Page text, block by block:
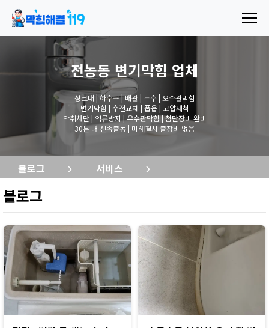
전농동 변기막힘 업체
싱크대 | 하수구 | 배관 | 누수 | 오수관막힘
변기막힘 | 수전교체 | 폽옵 | 고압세척
악취차단 | 역류방지 | 우수관막힘 | 첨단장비 완비
30분 내 신속출동 | 미해결시 출장비 없음
블로그 서비스
블로그